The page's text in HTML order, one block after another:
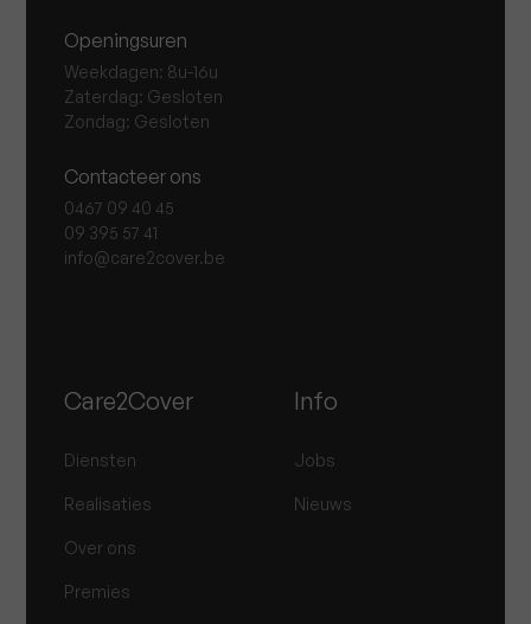
Openingsuren
Weekdagen: 8u-16u
Zaterdag: Gesloten
Zondag: Gesloten
Contacteer ons
0467 09 40 45
09 395 57 41
info@care2cover.be
Care2Cover
Diensten
Realisaties
Over ons
Premies
Info
Jobs
Nieuws